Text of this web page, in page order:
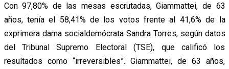
Con 97,80% de las mesas escrutadas, Giammattei, de 63
años, tenía el 58,41% de los votos frente al 41,6% de la
exprimera dama socialdemócrata Sandra Torres, según datos
del Tribunal Supremo Electoral (TSE), que calificó los
resultados como “irreversibles”. Giammattei, de 63 años,